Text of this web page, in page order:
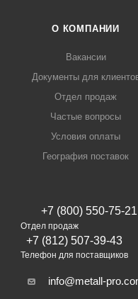
О КОМПАНИИ
Вакансии
Документы для
Отдел продаж
Частые вопросы
Условия оплаты
География поставок
+7 (800) 550-75-21
Отдел продаж
+7 (812) 507-39-43
Телефон для поставщиков
info@metall-